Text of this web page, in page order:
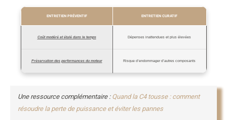
ENTRETIEN PRÉVENTIF ENTRETIEN CURATIF
Coût modéré et étalé dans le temps Dépenses inattendues et plus élevées
Préservation des performances du moteur Risque d’endommager d’autres composants
Une ressource complémentaire :Quand la C4 tousse : comment
résoudre la perte de puissance et éviter les pannes